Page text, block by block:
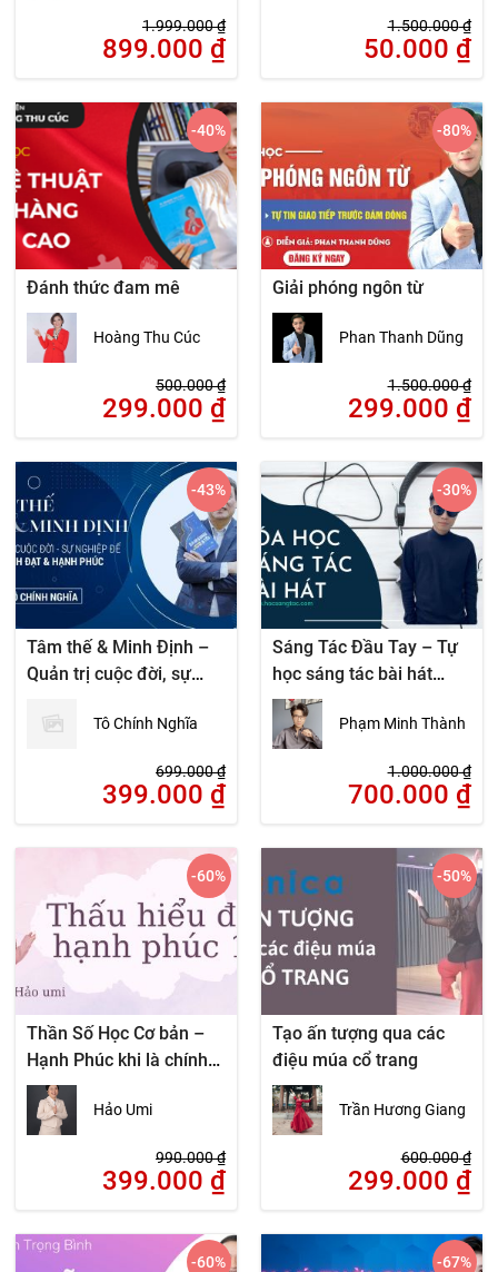
1.999.000₫
899.000 ₫
1.500.000₫
50.000 ₫
Đánh thức đam mê
Hoàng Thu Cúc
500.000₫
299.000 ₫
-40%
Giải phóng ngôn từ
Phan Thanh Dũng
1.500.000₫
299.000 ₫
-80%
Tâm thế & Minh Định –
Quản trị cuộc đời, sự
hạnh phúcTô Chính Nghĩa
699.000₫
399.000 ₫
-43%
Sáng Tác Đầu Tay – Tự
học sáng tác bài hát
hiệu quả
Phạm Minh Thành
1.000.000₫
700.000 ₫
-30%
Thần Số Học Cơ bản –
Hạnh Phúc khi là chính
mình
Hảo Umi
990.000₫
399.000 ₫
-60%
Tạo ấn tượng qua các
điệu múa cổ trang
Trần Hương Giang
600.000₫
299.000 ₫
-50%
-60% -67%